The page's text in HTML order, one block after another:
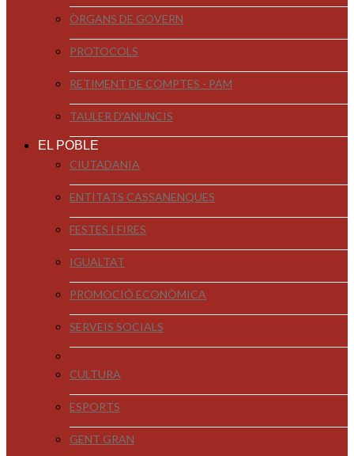
ÒRGANS DE GOVERN
PROTOCOLS
RETIMENT DE COMPTES - PAM
TAULER D'ANUNCIS
EL POBLE
CIUTADANIA
ENTITATS CASSANENQUES
FESTES I FIRES
IGUALTAT
PROMOCIÓ ECONÒMICA
SERVEIS SOCIALS
CULTURA
ESPORTS
GENT GRAN